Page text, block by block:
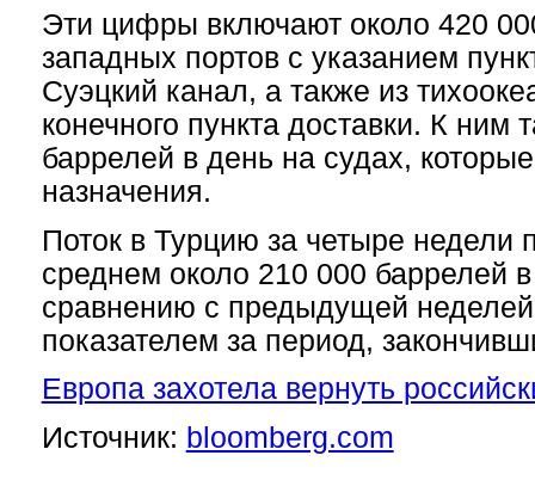
Эти цифры включают около 420
западных портов с указанием
Суэцкий канал, а также из
конечного пункта доставки. К
баррелей в день на судах,
назначения.
Поток в Турцию за четыре недели
среднем около 210 000 баррелей
сравнению с предыдущей
показателем за период,
Европа захотела вернуть
Источник: bloomberg.com